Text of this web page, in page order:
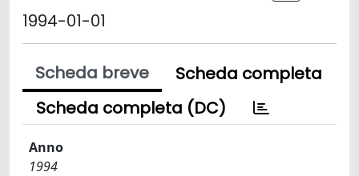
1994-01-01
Scheda breve
Scheda completa
Scheda completa (DC)
Anno
1994